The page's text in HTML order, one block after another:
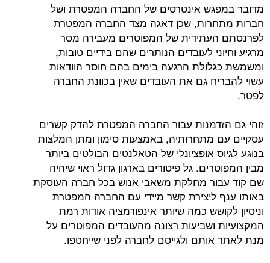
אינטרסים של החברה המפטרת ושל
שכן דאגה מצד החברה המפטרת
של המפוטרים מעבירה מסר
לעובדים הנותרים שהם בידיים טובות,
הרגעה בימים בהם חוסר הוודאות
גם את העובדים שאין בכוונת החברה
עבור החברה המפטרת להדק קשרים
מתחרותיה, באמצעות סימון ומתן המלצות
אופציונלי של הטאלנטים הבולטים ביותר
גל פיטורים בארגון גדול ראוי שיהיה
מחלקת משאבי אנוש בכל חברה העוסקת
ליצירת קשר מיידי עם החברה המפטרת
כמה שיותר אינפורמציה אודות רמת
ושביעות רצונה מהעובדים המפוטרים על
ולגייסם לחברה לפני שייחטפו.